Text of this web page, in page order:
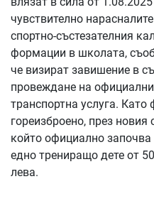
чувствително
спортно-състезателния
формации в школата,
че визират завишение в
провеждане на
транспортна услуга. Като
гореизброено, през новия
който официално започва
едно трениращо дете от
лева.